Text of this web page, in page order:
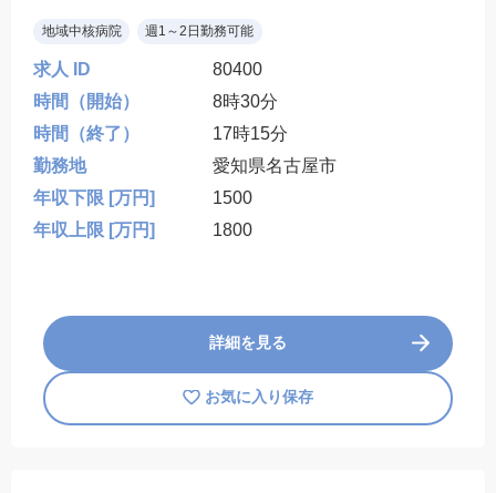
地域中核病院 週1～2日勤務可能
求人 ID
80400
時間（開始）
8時30分
時間（終了）
17時15分
勤務地
愛知県名古屋市
年収下限 [万円]
1500
年収上限 [万円]
1800
詳細を見る
お気に入り保存